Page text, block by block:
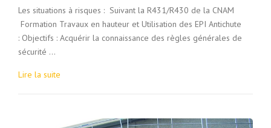
Les situations à risques : Suivant la R431/R430 de la CNAM
Formation Travaux en hauteur et Utilisation des EPI Antichute
: Objectifs : Acquérir la connaissance des règles générales de
sécurité …
Lire la suite